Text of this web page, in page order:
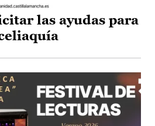
las ayudas para